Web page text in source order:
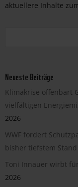
aktuellere Inhalte
Neueste Beiträge
Klimakrise offenbart
vielfältigen
2026
WWF fordert
bisher tiefstem Stand
Toni Innauer wirbt für
2026